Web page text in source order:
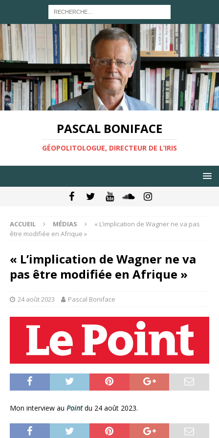
PASCAL BONIFACE
GÉOPOLITOLOGUE, DIRECTEUR DE L’IRIS
ACCUEIL MÉDIAS
« L’implication de Wagner ne va pas
être modifiée en Afrique »
« L’implication de Wagner ne va
pas être modifiée en Afrique »
24 août 2023 Pascal Boniface
Mon interview au Point du 24 août 2023.